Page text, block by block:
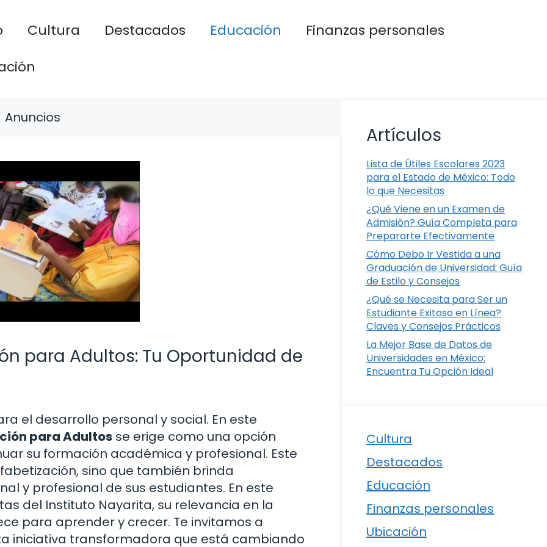
Cultura Destacados Educación
Finanzas personales
Anuncios
para Adultos: Tu Oportunidad de
el desarrollo personal y social. En este
para Adultos se erige como una opción
su formación académica y profesional. Este
sino que también brinda
y profesional de sus estudiantes. En este
del Instituto Nayarita, su relevancia en la
para aprender y crecer. Te invitamos a
iniciativa transformadora que está cambiando
Artículos
Lista de Útiles Escolares 2023
para el Estado de México: Todo
lo que Necesitas
¿Qué Viene en un Examen de
Admisión? Guía Completa para
Prepararte Efectivamente
Cómo Debo Ir Vestida a una
Graduación de Universidad: Guía
de Estilo y Consejos
¿Qué se Necesita para Ser un
Estudiante Exitoso en Línea?
Claves y Consejos Prácticos
La Mejor Base de Datos de
Universidades en México:
Encuentra Tu Opción Ideal
Cultura
Destacados
Educación
Finanzas personales
Ubicación